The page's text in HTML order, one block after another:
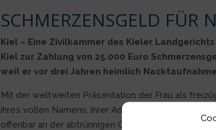
SCHMERZENSGELD FÜR
Kiel – Eine Zivilkammer des Kieler
Kiel zur Zahlung von 25.000 Euro
weil er vor drei Jahren heimlich
Mit der weltweiten Präsentation der Frau als
ihres vollen Namens, ihrer Adresse und
offenbar an der abtrünnigen Geliebten rächen.